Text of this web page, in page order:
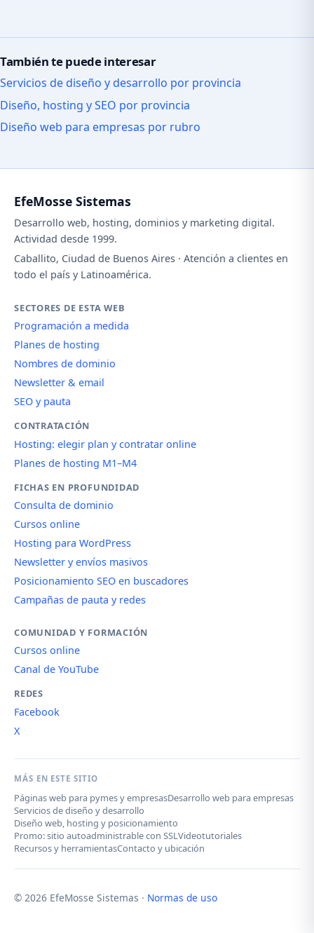
También te puede interesar
Servicios de diseño y desarrollo por provincia
Diseño, hosting y SEO por provincia
Diseño web para empresas por rubro
EfeMosse Sistemas
Desarrollo web, hosting, dominios y marketing digital.
Actividad desde 1999.
Caballito, Ciudad de Buenos Aires · Atención a clientes en
todo el país y Latinoamérica.
SECTORES DE ESTA WEB
Programación a medida
Planes de hosting
Nombres de dominio
Newsletter & email
SEO y pauta
CONTRATACIÓN
Hosting: elegir plan y contratar online
Planes de hosting M1–M4
FICHAS EN PROFUNDIDAD
Consulta de dominio
Cursos online
Hosting para WordPress
Newsletter y envíos masivos
Posicionamiento SEO en buscadores
Campañas de pauta y redes
COMUNIDAD Y FORMACIÓN
Cursos online
Canal de YouTube
REDES
Facebook
X
MÁS EN ESTE SITIO
Páginas web para pymes y empresasDesarrollo web para empresas
Servicios de diseño y desarrollo
Diseño web, hosting y posicionamiento
Promo: sitio autoadministrable con SSLVideotutoriales
Recursos y herramientasContacto y ubicación
© 2026 EfeMosse Sistemas · Normas de uso